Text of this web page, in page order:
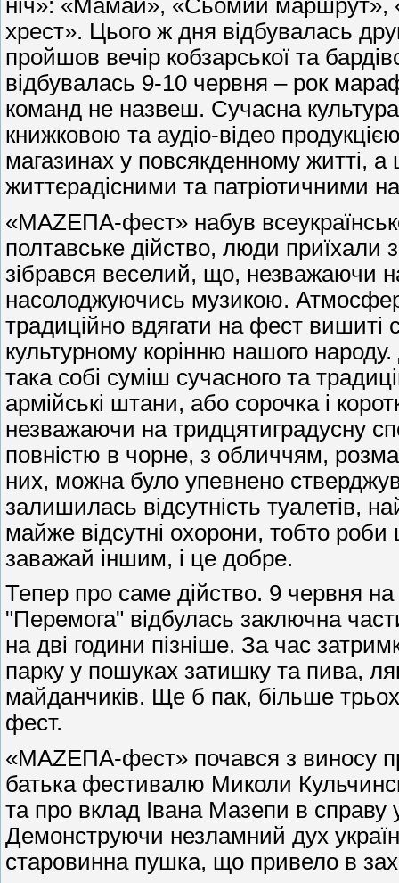
ніч»: «Мамай», «Сьомий маршрут»,
хрест». Цього ж дня відбувалась
пройшов вечір кобзарської та
відбувалась 9-10 червня – рок
команд не назвеш. Сучасна
книжковою та аудіо-відео
магазинах у повсякденному житті,
життєрадісними та патріотичними
«МАZEПА-фест» набув
полтавське дійство, люди приїхали
зібрався веселий, що, незважаючи
насолоджуючись музикою.
традиційно вдягати на фест
культурному корінню нашого
така собі суміш сучасного та
армійські штани, або сорочка і
незважаючи на тридцятиградусну
повністю в чорне, з обличчям,
них, можна було упевнено
залишилась відсутність туалетів,
майже відсутні охорони, тобто
заважай іншим, і це добре.
Тепер про саме дійство. 9 червня
"Перемога" відбулась заключна
на дві години пізніше. За час
парку у пошуках затишку та пива,
майданчиків. Ще б пак, більше
фест.
«МАZEПА-фест» почався з виносу
батька фестивалю Миколи
та про вклад Івана Мазепи в справу
Демонструючи незламний дух
старовинна пушка, що привело в